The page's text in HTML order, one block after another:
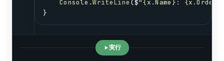
Console .WriteLine ($"{x.Name}:
}
実行